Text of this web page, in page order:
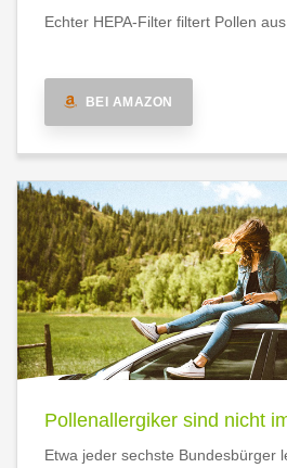
Echter HEPA-Filter filtert Pollen
BEI AMAZON
Pollenallergiker sind nicht
Etwa jeder sechste Bundesbürger